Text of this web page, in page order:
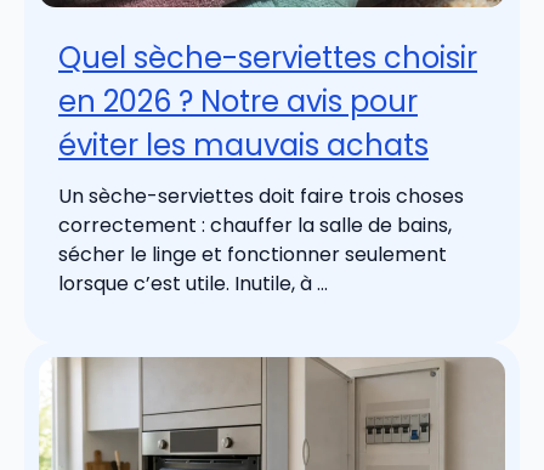
Quel sèche-serviettes choisir
en 2026 ? Notre avis pour
éviter les mauvais achats
Un sèche-serviettes doit faire trois choses
correctement : chauffer la salle de bains,
sécher le linge et fonctionner seulement
lorsque c’est utile. Inutile, à ...